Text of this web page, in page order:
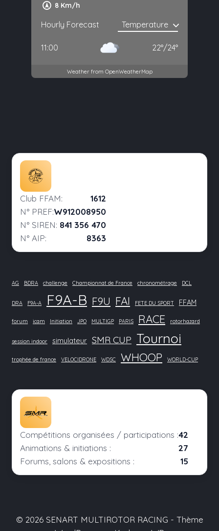
8 Km/h
Hourly Forecast
11:00 22°/24°
Weather from OpenWeatherMap
Club FFAM:
1612
N° PREF:W912008950
N° SIREN: 841 356 470
N° AIP:
8363
AG BDRA challenge Championnat de France chronométrage DCL
DRA F9A-A F9A-B F9U FAI FETE DU SPORT FFAM
forum icam Initiation JPO MULTIGP PARIS RACE rotorhazard
session indoor simulateur SMR CUP Tournoi
trophée de france VELOCIDRONE WDSC WHOOP WORLD-CUP
Compétitions organisées / participations :42
Animations & initiations :
27
Forums, salons & expositions :
15
© 2026 SENART MULTIROTOR RACING - Thème